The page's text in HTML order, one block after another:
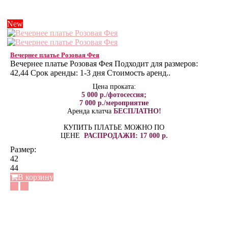
New
Вечернее платье Розовая Фея
Вечернее платье Розовая Фея Подходит для размеров:
42,44 Срок аренды: 1-3 дня Стоимость аренд..
Цена проката:
5 000 р./фотосессия;
7 000 р./мероприятие
Аренда клатча БЕСПЛАТНО!
КУПИТЬ ПЛАТЬЕ МОЖНО ПО
ЦЕНЕ РАСПРОДАЖИ: 17 000 р.
Размер:
42
44
В корзину